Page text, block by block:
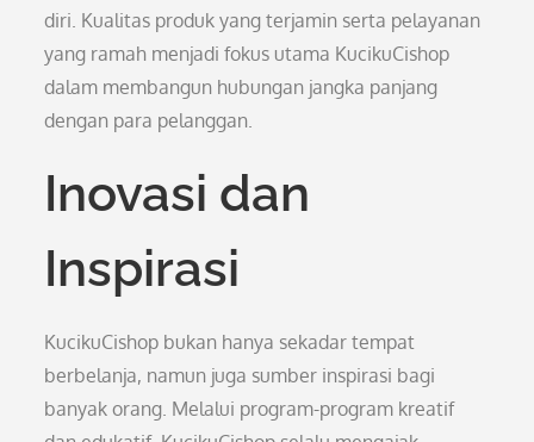
diri. Kualitas produk yang terjamin serta pelayanan
yang ramah menjadi fokus utama KucikuCishop
dalam membangun hubungan jangka panjang
dengan para pelanggan.
Inovasi dan
Inspirasi
KucikuCishop bukan hanya sekadar tempat
berbelanja, namun juga sumber inspirasi bagi
banyak orang. Melalui program-program kreatif